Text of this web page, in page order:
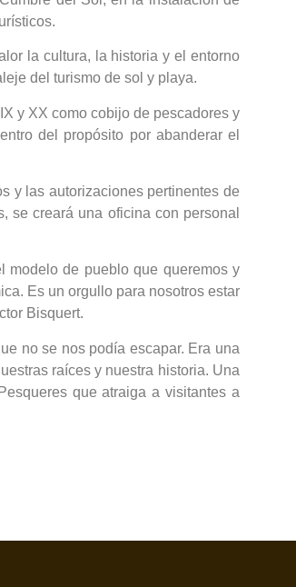
la cultura, la historia y el entorno
del turismo de sol y playa.
y XX como cobijo de pescadores y
del propósito por abanderar el
y las autorizaciones pertinentes de
se creará una oficina con personal
modelo de pueblo que queremos y
Es un orgullo para nosotros estar
Bisquert.
no se nos podía escapar. Era una
raíces y nuestra historia. Una
que atraiga a visitantes a